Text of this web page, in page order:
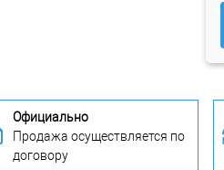
Официально
Продажа осуществляется по
договору